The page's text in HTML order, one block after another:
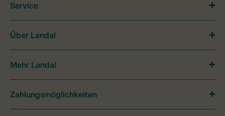
Service
Über Landal
Mehr Landal
Zahlungsmöglichkeiten